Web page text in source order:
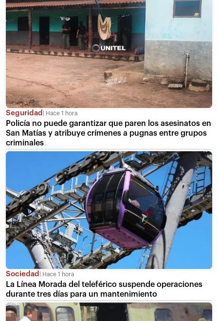
Seguridad Hace 1 hora
Policía no puede garantizar que paren los asesinatos en
San Matías y atribuye crímenes a pugnas entre grupos
criminales
Sociedad Hace 1 hora
La Línea Morada del teleférico suspende operaciones
durante tres días para un mantenimiento